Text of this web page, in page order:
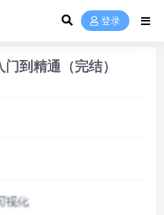
登录
到精通（完结）